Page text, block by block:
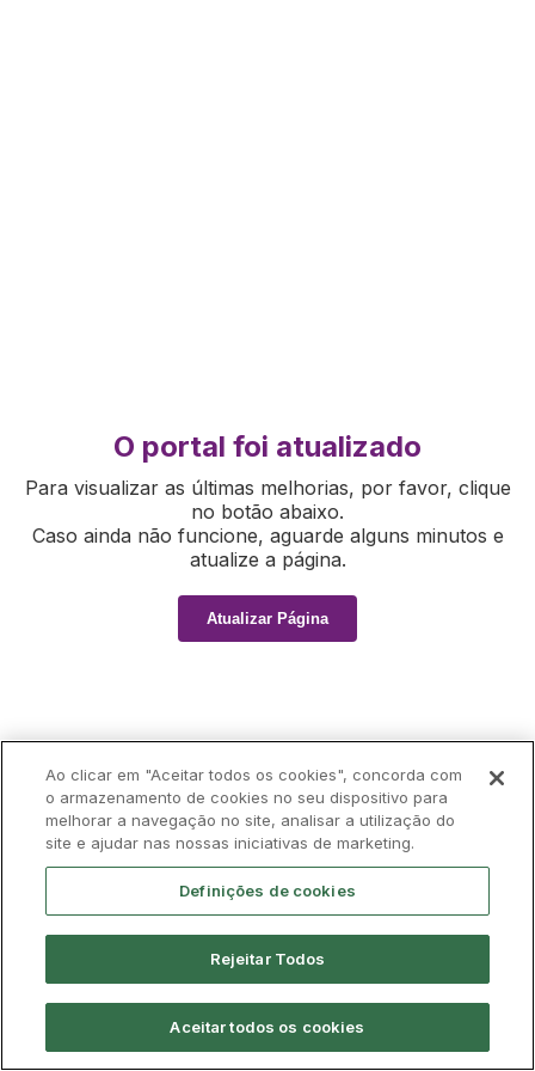
O portal foi atualizado
Para visualizar as últimas melhorias, por favor, clique
no botão abaixo.
Caso ainda não funcione, aguarde alguns minutos e
atualize a página.
Atualizar Página
Ao clicar em "Aceitar todos os cookies", concorda com
o armazenamento de cookies no seu dispositivo para
melhorar a navegação no site, analisar a utilização do
site e ajudar nas nossas iniciativas de marketing.
Definições de cookies
Rejeitar Todos
Aceitar todos os cookies